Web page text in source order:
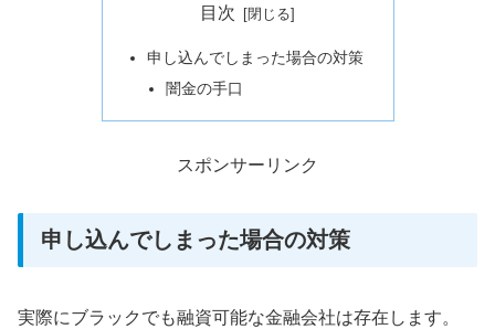
目次
申し込んでしまった場合の対策
闇金の手口
スポンサーリンク
申し込んでしまった場合の対策
実際にブラックでも融資可能な金融会社は存在します。